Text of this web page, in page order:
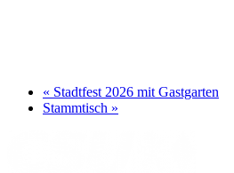
« Stadtfest 2026 mit Gastgarten
Stammtisch »